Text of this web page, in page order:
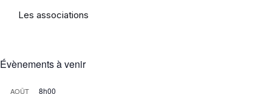
Les associations
Évènements à venir
AOÛT 8h00